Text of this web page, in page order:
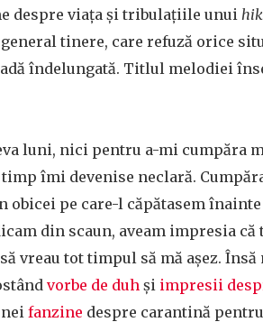
despre viața și tribulațiile unui
tinere, care refuză orice
îndelungată. Titlul melodiei
luni, nici pentru a-mi cumpăra
îmi devenise neclară.
obicei pe care-l căpătasem
din scaun, aveam impresia că
vreau tot timpul să mă așez.
vorbe de duh și impresii
fanzine despre carantină pentru